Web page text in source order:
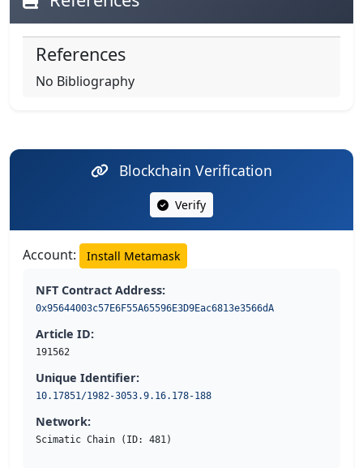
References
No Bibliography
Blockchain Verification
Verify
Account: Install Metamask
NFT Contract Address:
0x95644003c57E6F55A65596E3D9Eac6813e3566dA
Article ID:
191562
Unique Identifier:
10.17851/1982-3053.9.16.178-188
Network:
Scimatic Chain (ID: 481)